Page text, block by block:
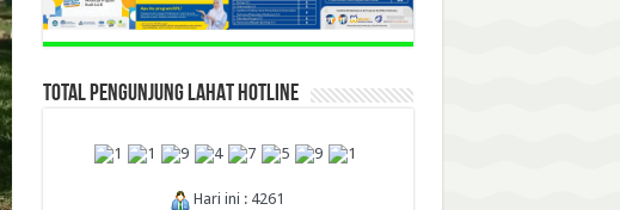
TOTAL PENGUNJUNG LAHAT HOTLINE
Hari ini : 4261